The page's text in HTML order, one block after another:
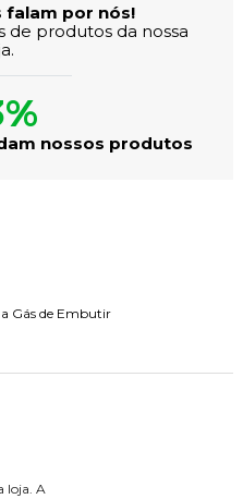
falam por nós!
de produtos da nossa
nossos produtos
Gás de Embutir
loja. A